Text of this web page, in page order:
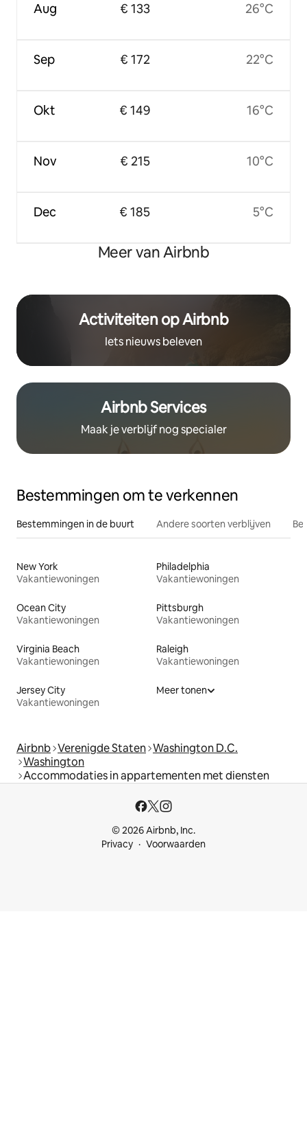
Aug
Sep
Okt
Nov
Dec
€ 133
€ 172
€ 149
€ 215
€ 185
26°C
22°C
16°C
10°C
5°C
Meer van Airbnb
Activiteiten op Airbnb
Iets nieuws beleven
Airbnb Services
Maak je verblijf nog specialer
Bestemmingen om te verkennen
Bestemmingen in de buurt Andere soorten verblijven
New York
Vakantiewoningen
Philadelphia
Vakantiewoningen
Ocean City
Vakantiewoningen
Pittsburgh
Vakantiewoningen
Virginia Beach
Vakantiewoningen
Raleigh
Vakantiewoningen
Jersey City
Vakantiewoningen
Meer tonen
Airbnb Verenigde Staten Washington D.C.
Washington
Accommodaties in appartementen met diensten
© 2026 Airbnb, Inc.
Privacy
Voorwaarden